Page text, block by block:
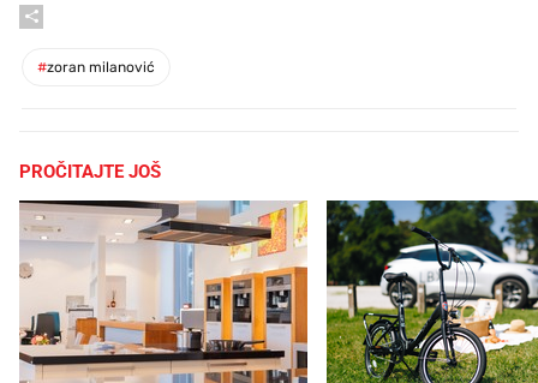
#zoran milanović
PROČITAJTE JOŠ